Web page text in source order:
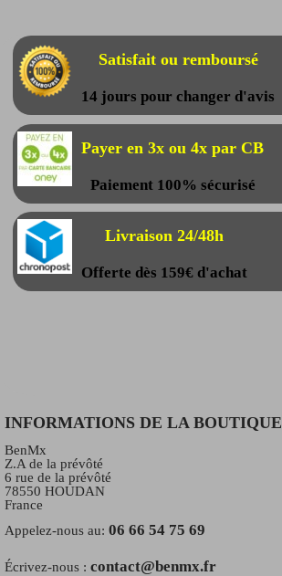
Satisfait ou remboursé
14 jours pour changer d'avis
Payer en 3x ou 4x par CB
Paiement 100% sécurisé
Livraison 24/48h
Offerte dès 159€ d'achat
INFORMATIONS DE LA BOUTIQUE
BenMx
Z.A de la prévôté
6 rue de la prévôté
78550 HOUDAN
France
Appelez-nous au: 06 66 54 75 69
Écrivez-nous : contact@benmx.fr